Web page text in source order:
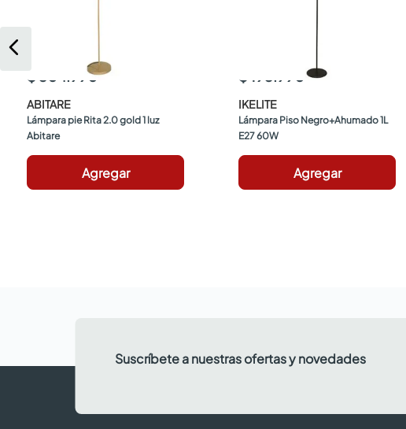
$ 304.990
ABITARE
Lámpara pie Rita 2.0 gold 1 luz
Abitare
Agregar
$ 193.990
IKELITE
Lámpara Piso Negro+Ahumado 1L
E27 60W
Agregar
Suscríbete a nuestras ofertas y novedades